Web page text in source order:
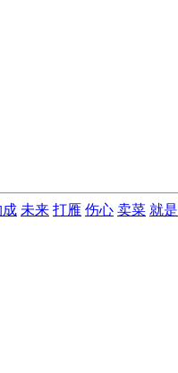
成 未来 打雁 伤心 卖菜 就是